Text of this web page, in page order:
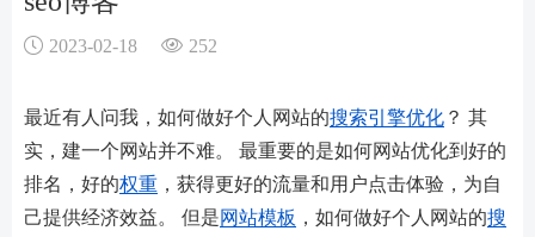
2023-02-18 252
最近有人问我，如何做好个人网站的搜索引擎优化 ？ 其
实，建一个网站并不难。 最重要的是如何网站优化到好的
排名，好的权重 ，获得更好的流量和用户点击体验，为自
己提供经济效益。 但是网站模板 ，如何做好个人网站的搜